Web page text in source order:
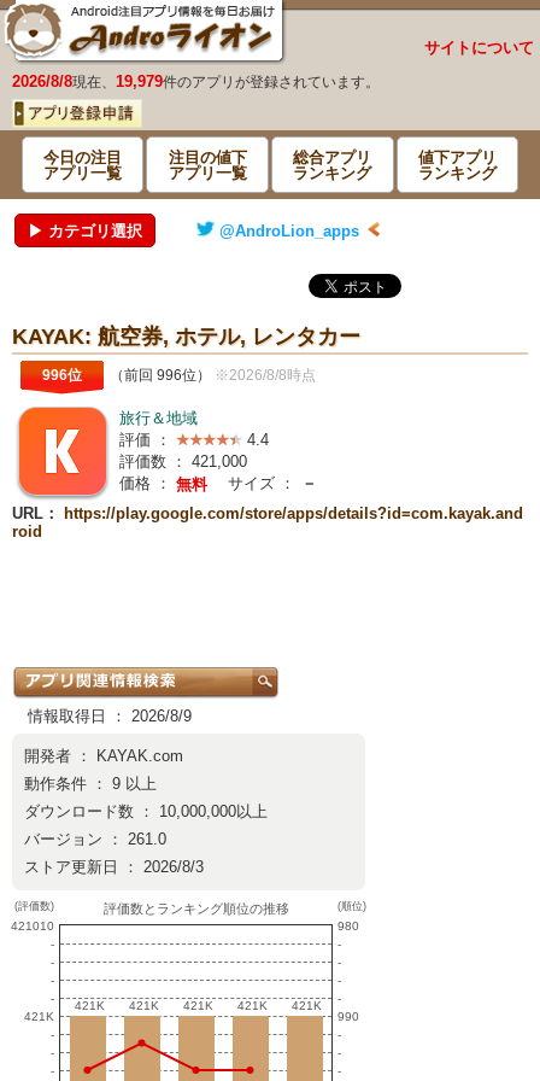
サイトについて
2026/8/8現在、 19,979件のアプリが登録されています。
今日の注目
アプリ一覧
注目の値下
アプリ一覧
総合アプリ
ランキング
値下アプリ
ランキング
▶ カテゴリ選択 @AndroLion_apps
KAYAK: 航空券, ホテル, レンタカー
996位 （前回 996位） ※2026/8/8時点
旅行＆地域
評価 ：
4.4
評価数 ： 421,000
価格 ： 無料 サイズ ：
－
URL：
https://play.google.com/store/apps/details?id=com.kayak.and
roid
情報取得日 ： 2026/8/9
開発者 ：
KAYAK.com
動作条件 ： 9 以上
ダウンロード数 ： 10,000,000以上
バージョン ： 261.0
ストア更新日 ： 2026/8/3
(評価数)
421010
-
-
-
-
421K
-
-
-
評価数とランキング順位の推移
421K
421K 421K
421K 421K
421K 421K
421K 421K
421K
(順位)
980
-
-
-
-
990
-
-
-